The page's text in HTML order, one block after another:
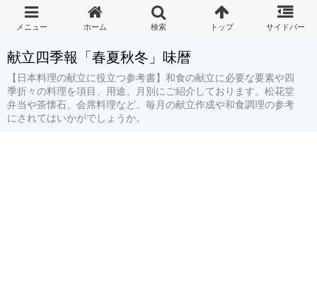
献立四季報「春夏秋冬」味暦
【日本料理の献立に役立つ参考書】和食の献立に必要な要素や四
季折々の料理を項目、用途、月別にご紹介しております。松花堂
弁当や茶懐石、会席料理など、毎月の献立作成や和食調理の参考
にされてはいかがでしょうか。